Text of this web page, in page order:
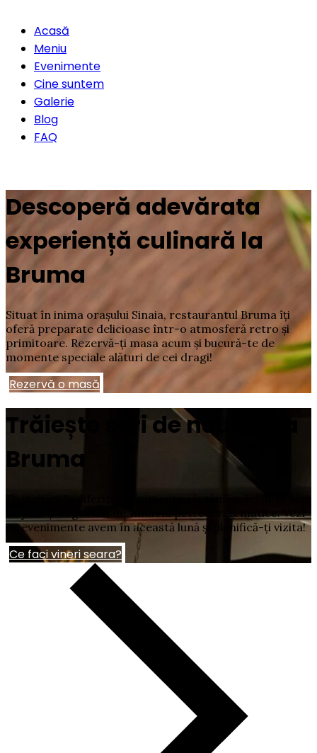
Acasă
Meniu
Evenimente
Cine suntem
Galerie
Blog
FAQ
Descoperă adevărata
experiență culinară la
Bruma
Situat în inima orașului Sinaia, restaurantul Bruma îți
oferă preparate delicioase într-o atmosferă retro și
primitoare. Rezervă-ți masa acum și bucură-te de
momente speciale alături de cei dragi!
Rezervă o masă
Trăiește seri de neuitat la
Bruma
de jazz și degustări de vinuri la petreceri tematice. Vezi
ce evenimente avem în această lună și planifică-ți vizita!
Ce faci vineri seara?